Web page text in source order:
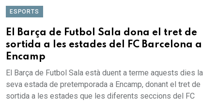
ESPORTS
El Barça de Futbol Sala dona el tret de
sortida a les estades del FC Barcelona a
Encamp
El Barça de Futbol Sala està duent a terme aquests dies la
seva estada de pretemporada a Encamp, donant el tret de
sortida a les estades que les diferents seccions del FC